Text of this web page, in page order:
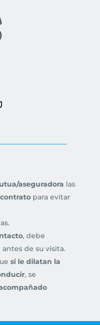
aseguradora las
para evitar
, debe
antes de su visita.
si le dilatan la
, se